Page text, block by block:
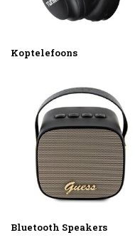
Koptelefoons
Bluetooth Speakers